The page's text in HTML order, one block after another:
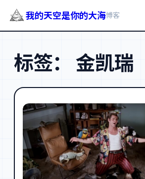
我的天空是你的大海博客
标签： 金凯瑞